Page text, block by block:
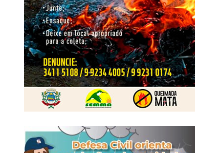
ciclo, responsabilizar os envolvidos, neutralizar o
comando exercido de dentro do cárcere e retirar da
estrutura os recursos financeiros e patrimoniais utilizados
para manter suas atividades
WhatsApp
Facebook
Twitter
Messenger
LinkedIn
Share
O crime foi praticado por dois homens armados, que
anunciaram o roubo e, em seguida, incendiaram as
dependências da padaria. No decorrer das investigações,
os dois suspeitos foram identificados e tiveram as
respectivas prisões preventivas decretadas pela Justiça.
Em maio de 2025, os dois foragidos foram abordados
pela Polícia Rodoviária Federal portando documentos de
identificação falsos. Ambos viajavam como passageiros
(MT) para o Rio de Janeiro (RJ).